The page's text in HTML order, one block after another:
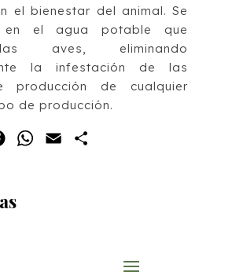
el bienestar del animal. Se
en el agua potable que
aves, eliminando
la infestación de las
producción de cualquier
de producción.
FacebookWhatsApp
Email